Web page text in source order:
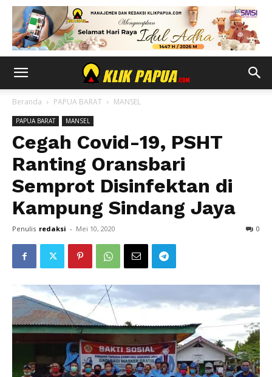
Beranda PAPUA BARAT MANSEL
PAPUA BARAT MANSEL
Cegah Covid-19, PSHT
Ranting Oransbari
Semprot Disinfektan di
Kampung Sindang Jaya
Penulis redaksi - Mei 10, 2020 0